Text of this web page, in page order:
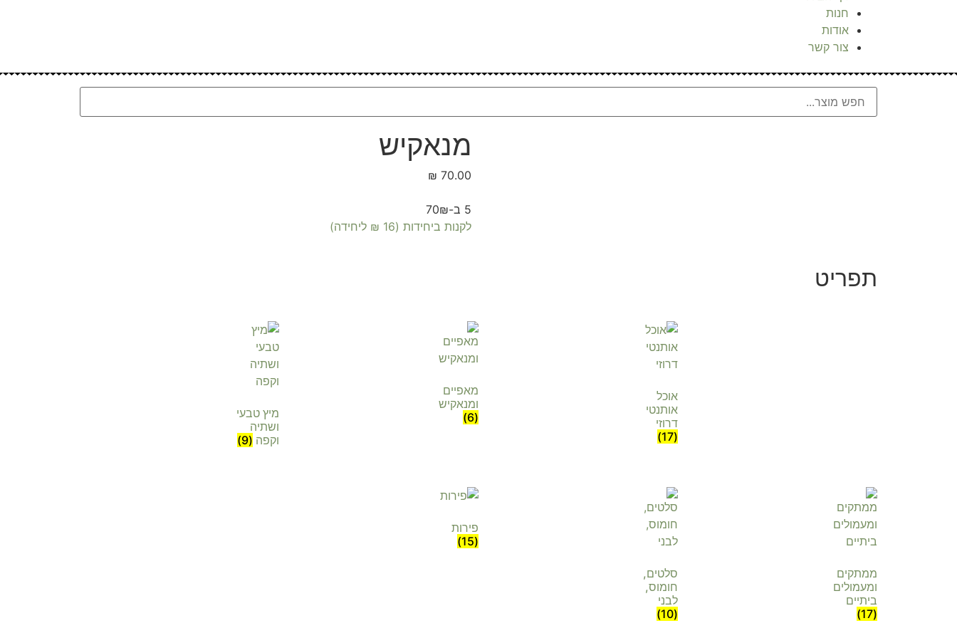
חנות
אודות
צור קשר
מנאקיש
70.00 ₪
5 ב-70₪
לקנות ביחידות (16 ₪ ליחידה)
תפריט
אוכל
אותנטי
דרוזי
(17)
מאפיים
ומנאקיש
(6)
מיץ טבעי
ושתיה
וקפה (9)
ממתקים
ומעמולים
ביתיים
(17)
סלטים,
חומוס,
לבני
(10)
פירות
(15)